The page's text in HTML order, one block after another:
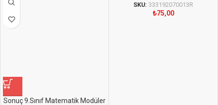
Sonuç 9.Sınıf Matematik Modüler
SKU:333192070013R
₺75,00